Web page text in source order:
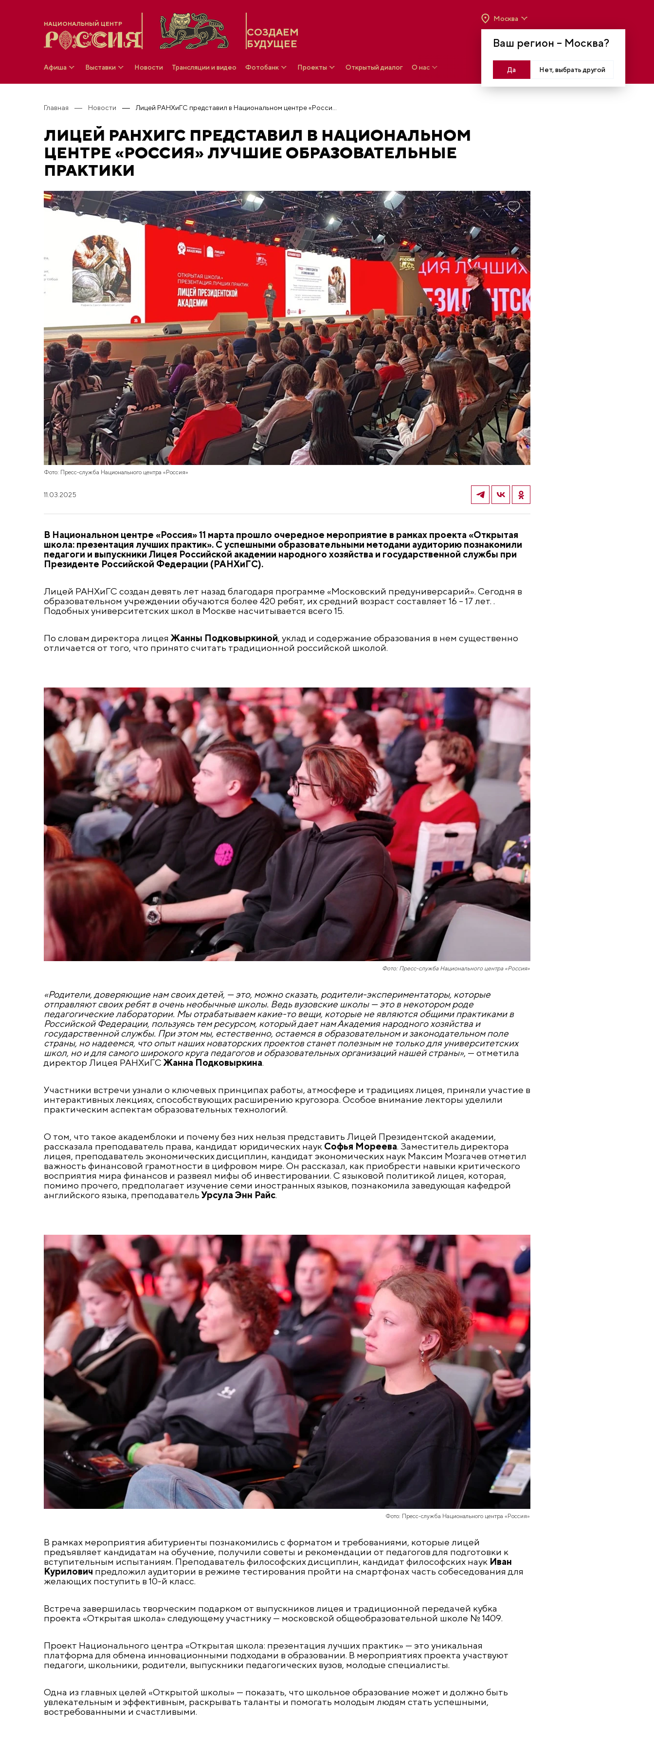
НАЦИОНАЛЬНЫЙ ЦЕНТР
СОЗДАЕМ
БУДУЩЕЕ
Ваш регион – Москва?
Да Нет, выбрать другой
Москва
МОСКВА, КРАСНОПРЕСНЕНСКАЯ НАБ., 14
Афиша Выставки Новости Трансляции и видео Фотобанк Проекты Открытый диалог О нас Войти
Главная Новости
ЛИЦЕЙ РАНХИГС ПРЕДСТАВИЛ В НАЦИОНАЛЬНОМ
ЦЕНТРЕ «РОССИЯ» ЛУЧШИЕ ОБРАЗОВАТЕЛЬНЫЕ
ПРАКТИКИ
Фото: Пресс-служба Национального центра «Россия»
11.03.2025
В Национальном центре «Россия» 11 марта прошло очередное мероприятие в рамках проекта «Открытая
школа: презентация лучших практик». С успешными образовательными методами аудиторию познакомили
педагоги и выпускники Лицея Российской академии народного хозяйства и государственной службы при
Президенте Российской Федерации (РАНХиГС).
Лицей РАНХиГС создан девять лет назад благодаря программе «Московский предуниверсарий». Сегодня в
образовательном учреждении обучаются более 420 ребят, их средний возраст составляет 16 – 17 лет. .
Подобных университетских школ в Москве насчитывается всего 15.
По словам директора лицея Жанны Подковыркиной, уклад и содержание образования в нем существенно
отличается от того, что принято считать традиционной российской школой.
Фото: Пресс-служба Национального центра «Россия»
«Родители, доверяющие нам своих детей, — это, можно сказать, родители-экспериментаторы, которые
отправляют своих ребят в очень необычные школы. Ведь вузовские школы — это в некотором роде
педагогические лаборатории. Мы отрабатываем какие-то вещи, которые не являются общими практиками в
Российской Федерации, пользуясь тем ресурсом, который дает нам Академия народного хозяйства и
государственной службы. При этом мы, естественно, остаемся в образовательном и законодательном поле
страны, но надеемся, что опыт наших новаторских проектов станет полезным не только для университетских
школ, но и для самого широкого круга педагогов и образовательных организаций нашей страны», — отметила
директор Лицея РАНХиГС Жанна Подковыркина.
Участники встречи узнали о ключевых принципах работы, атмосфере и традициях лицея, приняли участие в
интерактивных лекциях, способствующих расширению кругозора. Особое внимание лекторы уделили
практическим аспектам образовательных технологий.
О том, что такое академблоки и почему без них нельзя представить Лицей Президентской академии,
рассказала преподаватель права, кандидат юридических наук Софья Мореева. Заместитель директора
лицея, преподаватель экономических дисциплин, кандидат экономических наук Максим Мозгачев отметил
важность финансовой грамотности в цифровом мире. Он рассказал, как приобрести навыки критического
восприятия мира финансов и развеял мифы об инвестировании. С языковой политикой лицея, которая,
помимо прочего, предполагает изучение семи иностранных языков, познакомила заведующая кафедрой
английского языка, преподавательУрсула Энн Райс.
Фото: Пресс-служба Национального центра «Россия»
В рамках мероприятия абитуриенты познакомились с форматом и требованиями, которые лицей
предъявляет кандидатам на обучение, получили советы и рекомендации от педагогов для подготовки к
вступительным испытаниям. Преподаватель философских дисциплин, кандидат философских наук Иван
Курилович предложил аудитории в режиме тестирования пройти на смартфонах часть собеседования для
желающих поступить в 10-й класс.
Встреча завершилась творческим подарком от выпускников лицея и традиционной передачей кубка
проекта «Открытая школа» следующему участнику — московской общеобразовательной школе № 1409.
Проект Национального центра «Открытая школа: презентация лучших практик» — это уникальная
платформа для обмена инновационными подходами в образовании. В мероприятиях проекта участвуют
педагоги, школьники, родители, выпускники педагогических вузов, молодые специалисты.
Одна из главных целей «Открытой школы» — показать, что школьное образование может и должно быть
увлекательным и эффективным, раскрывать таланты и помогать молодым людям стать успешными,
востребованными и счастливыми.